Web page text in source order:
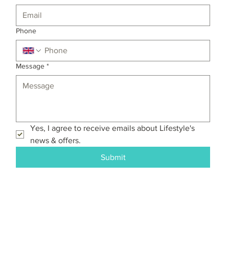
Phone
Message *
Yes, I agree to receive emails about Lifestyle's
news & offers.
Submit